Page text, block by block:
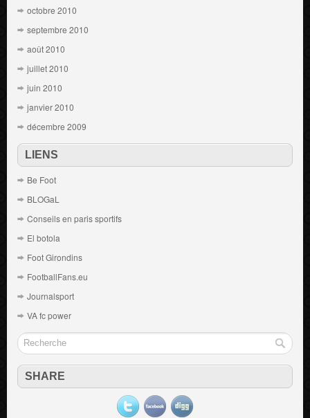
octobre 2010
septembre 2010
août 2010
juillet 2010
juin 2010
janvier 2010
décembre 2009
LIENS
Be Foot
BLOGaL
Conseils en paris sportifs
El botola
Foot Girondins
FootballFans.eu
Journalsport
VA fc power
SHARE